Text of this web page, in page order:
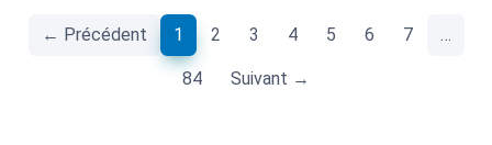
← Précédent 1 (current)
2 3 4 5 6 7 …
84 Suivant →